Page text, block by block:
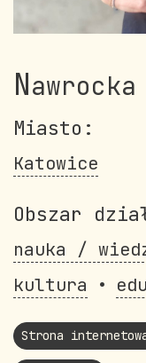
N
Miasto:
Katowice
Obszar
nauka /
kultura
Strona